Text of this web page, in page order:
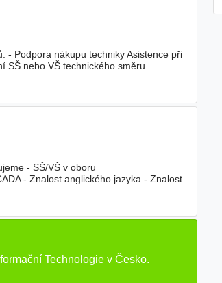
- Podpora nákupu techniky Asistence při
SŠ nebo VŠ technického směru
- SŠ/VŠ v oboru
- Znalost anglického jazyka - Znalost
Technologie v Česko.